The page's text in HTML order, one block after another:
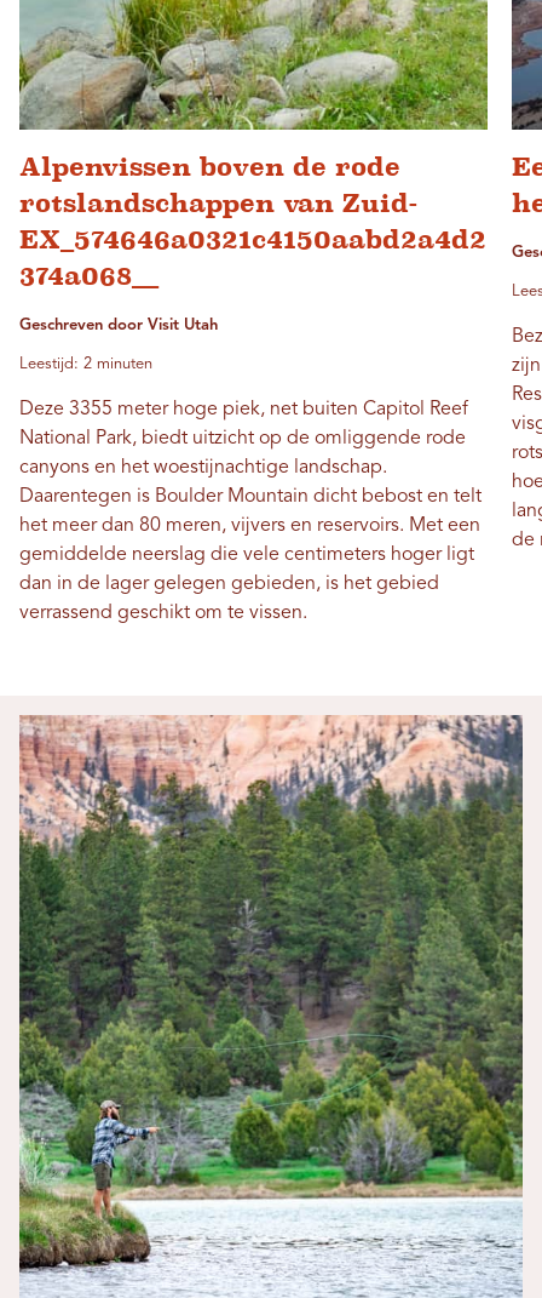
Alpenvissen boven de rode
rotslandschappen van Zuid-
EX_574646a0321c4150aabd2a4d2
374a068__
Geschreven door Visit Utah
Leestijd: 2 minuten
Deze 3355 meter hoge piek, net buiten Capitol Reef
National Park, biedt uitzicht op de omliggende rode
canyons en het woestijnachtige landschap.
Daarentegen is Boulder Mountain dicht bebost en telt
het meer dan 80 meren, vijvers en reservoirs. Met een
gemiddelde neerslag die vele centimeters hoger ligt
dan in de lager gelegen gebieden, is het gebied
verrassend geschikt om te vissen.
de